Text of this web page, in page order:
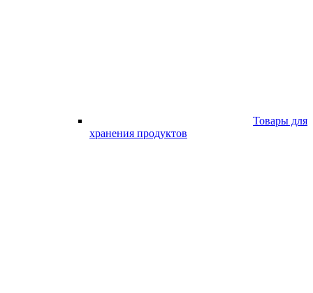
Товары для
хранения продуктов